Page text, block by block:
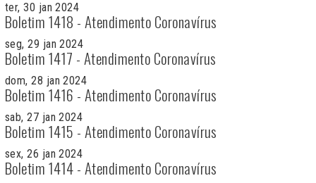
ter, 30 jan 2024
Boletim 1418 - Atendimento Coronavírus
seg, 29 jan 2024
Boletim 1417 - Atendimento Coronavírus
dom, 28 jan 2024
Boletim 1416 - Atendimento Coronavírus
sab, 27 jan 2024
Boletim 1415 - Atendimento Coronavírus
sex, 26 jan 2024
Boletim 1414 - Atendimento Coronavírus